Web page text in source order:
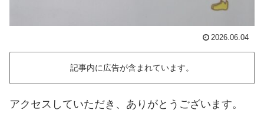
2026.06.04
記事内に広告が含まれています。
アクセスしていただき、ありがとうございます。